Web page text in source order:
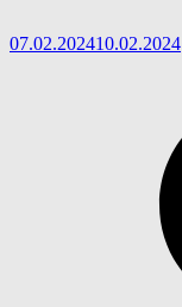
07.02.202410.02.2024